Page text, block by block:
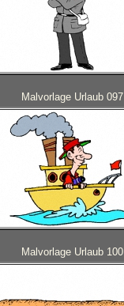
Malvorlage Urlaub 097
Malvorlage Urlaub 100